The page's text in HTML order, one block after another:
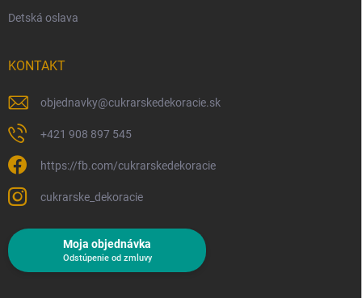
Detská oslava
KONTAKT
objednavky@cukrarskedekoracie.sk
+421 908 897 545
https://fb.com/cukrarskedekoracie
cukrarske_dekoracie
Moja objednávka
Odstúpenie od zmluvy